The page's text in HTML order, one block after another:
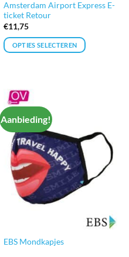
Amsterdam Airport Express E-
ticket Retour
€11,75
OPTIES SELECTEREN
Aanbieding!
EBS Mondkapjes